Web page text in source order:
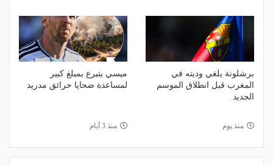
برشلونة يلغي وديته في
المغرب قبل انطلاق الموسم
الجديد
منذ يوم
ميسي يتبرع بمبلغ كبير
لمساعدة ضحايا حرائق مدريد
منذ 3 أيام